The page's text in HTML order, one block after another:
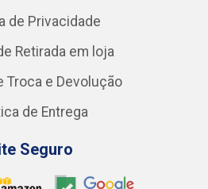
de Privacidade
Retirada em loja
Troca e Devolução
de Entrega
Seguro